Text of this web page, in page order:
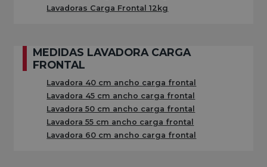
en que busques la mayoreficiencia energética
mayor ahorro, estarás contribuyendo a mantener la
sostenibilidad.
Podrás comprarlavadoras de carga frontal
prestaciones más novedosas yal mejor precio
Tenemos lavadoras de marcas de calidad como
Lavadoras Carga Frontal 12kg
MEDIDAS LAVADORA CARGA
FRONTAL
Lavadora 40 cm ancho carga frontal
Lavadora 45 cm ancho carga frontal
Lavadora 50 cm ancho carga frontal
Lavadora 55 cm ancho carga frontal
Lavadora 60 cm ancho carga frontal